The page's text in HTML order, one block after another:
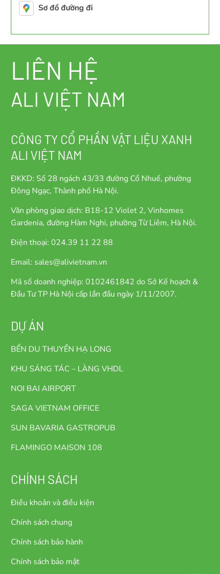
Sơ đồ đường đi
LIÊN HỆ
ALI VIỆT NAM
CÔNG TY CỔ PHẦN VẬT LIỆU XANH
ALI VIỆT NAM
ĐKKD: Số 28 ngách 43/33 đường Cổ Nhuế, phường
Đông Ngạc, Thành phố Hà Nội.
Văn phòng giao dịch: B18-12 Violet 2, Vinhomes
Gardenia, đường Hàm Nghi, phường Từ Liêm, Hà Nội.
Điện thoại: 024.39 11 22 88
Email: sales@alivietnam.vn
Mã số doanh nghiệp: 0102461842 do Sở Kế hoạch &
Đầu Tư TP Hà Nội cấp lần đầu ngày 1/11/2007.
DỰ ÁN
BẾN DU THUYỀN HẠ LONG
KHU SÁNG TÁC – LÀNG VHDL
NOI BAI AIRPORT
SAGA VIETNAM OFFICE
SUN BAVARIA GASTROPUB
FLAMINGO MAISON 108
CHÍNH SÁCH
Điều khoản và điều kiện
Chính sách chung
Chính sách bảo hành
Chính sách bảo mật